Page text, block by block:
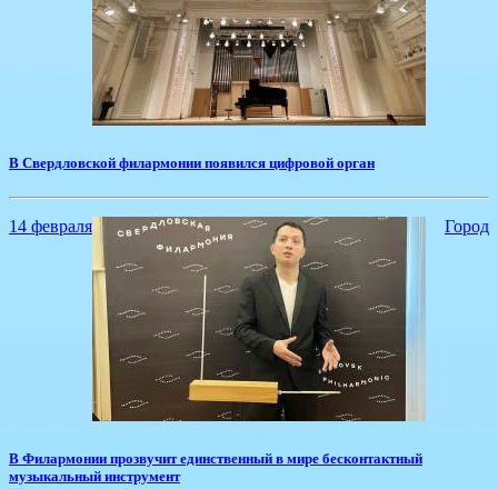
​В Свердловской филармонии появился цифровой орган
14 февраля Город
В Филармонии прозвучит единственный в мире бесконтактный
музыкальный инструмент